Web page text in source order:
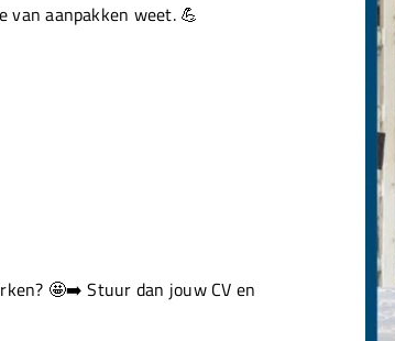
van aanpakken weet. 💪
🤩➡️ Stuur dan jouw CV en